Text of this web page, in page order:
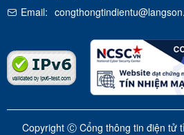
Email:
Copyright Ⓒ Cổng thông tin điện tử